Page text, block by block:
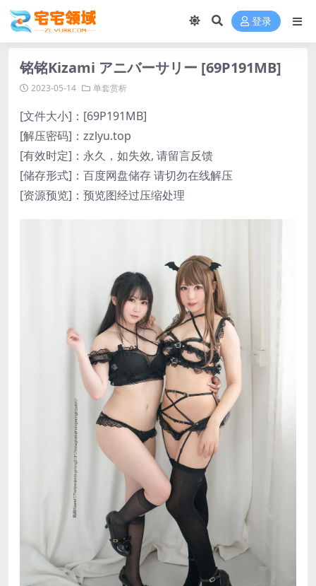
登录
铭铭Kizami アニバーサリー [69P191MB]
2023-05-14 单套赏析
[文件大小]：[69P191MB]
[解压密码]：zzlyu.top
[有效时定]：永久，如失效, 请留言反馈
[储存形式]：百度网盘储存 请切勿在线解压
[资源预览]：预览图经过压缩处理